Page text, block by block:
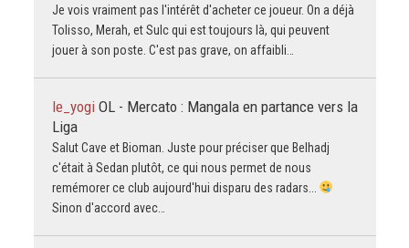
Je vois vraiment pas l'intérêt d'acheter ce joueur. On a déjà
Tolisso, Merah, et Sulc qui est toujours là, qui peuvent
jouer à son poste. C'est pas grave, on affaibli…
le_yogi OL - Mercato : Mangala en partance vers la
Liga
Salut Cave et Bioman. Juste pour préciser que Belhadj
c'était à Sedan plutôt, ce qui nous permet de nous
remémorer ce club aujourd'hui disparu des radars...
Sinon d'accord avec…